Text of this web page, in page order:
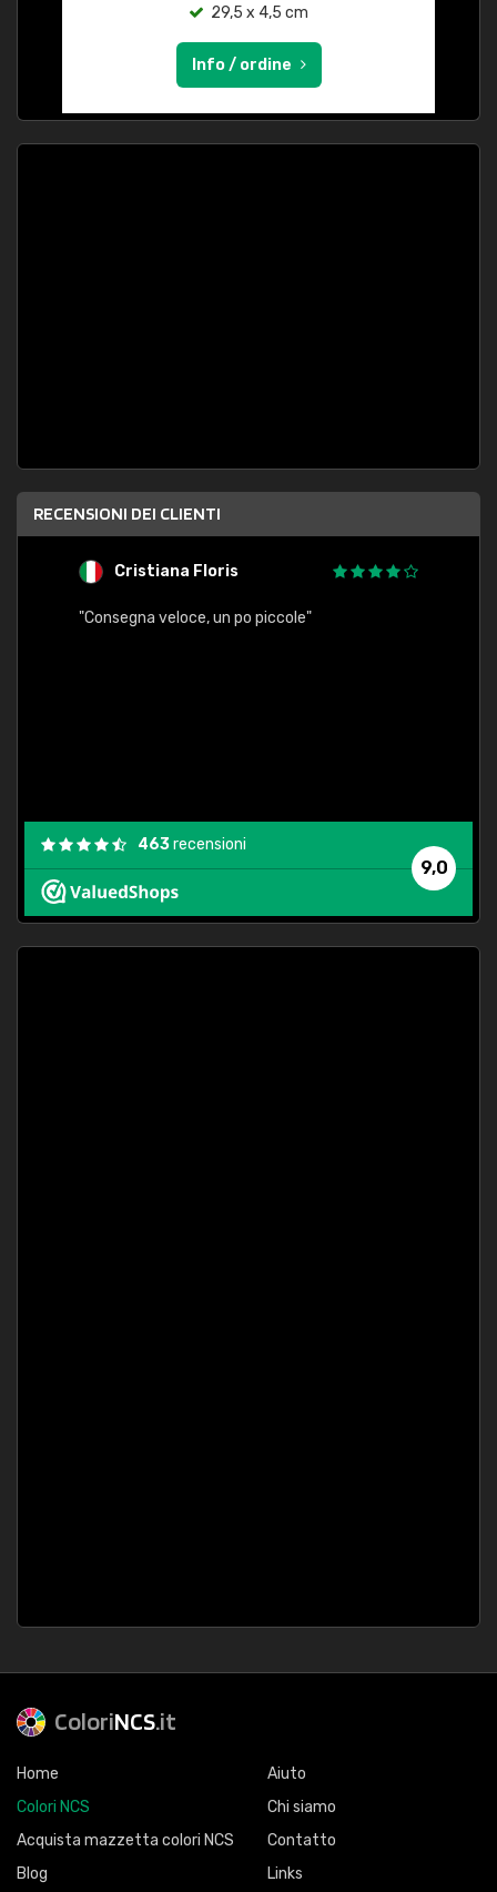
29,5 x 4,5 cm
Info / ordine
RECENSIONI DEI CLIENTI
Cristiana Floris
"Consegna veloce, un po piccole"
9,0
463recensioni
ColoriNCS.it
Home
Colori NCS
Acquista mazzetta colori NCS
Blog
Aiuto
Chi siamo
Contatto
Links